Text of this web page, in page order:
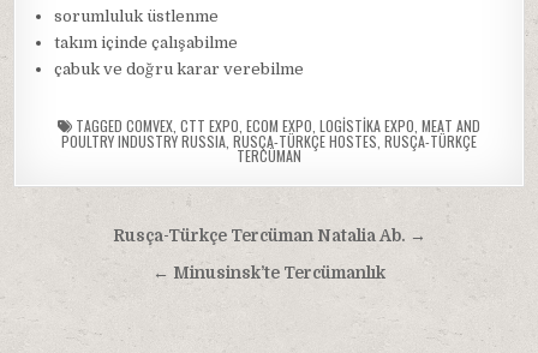
sorumluluk üstlenme
takım içinde çalışabilme
çabuk ve doğru karar verebilme
TAGGED COMVEX CTT EXPO ECOM EXPO LOGISTIKA EXPO MEAT AND
POULTRY INDUSTRY RUSSIA RUSÇA-TÜRKÇE HOSTES RUSÇA-TÜRKÇE
TERCÜMAN
gezinmesi
Rusça-Türkçe Tercüman Natalia Ab. →
← Minusinsk’te Tercümanlık